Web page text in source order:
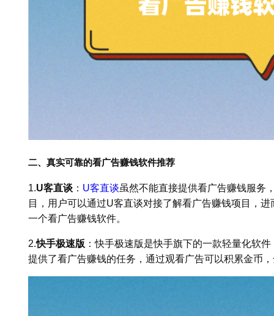
二、真实可靠的看广告赚钱软件推荐
1.U客直谈 ： U客直谈虽然不能直接提供看广告赚钱服务
目，用户可以通过U客直谈对接了解看广告赚钱项目，
一个看广告赚钱软件。
2.快手极速版 ：快手极速版是快手旗下的一款轻量化软
提供了看广告赚钱的任务，通过观看广告可以积累金币